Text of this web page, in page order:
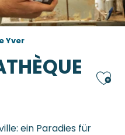
Yver
ein Paradies für